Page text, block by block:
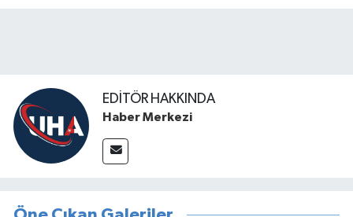
EDITÖR HAKKINDA
Haber Merkezi